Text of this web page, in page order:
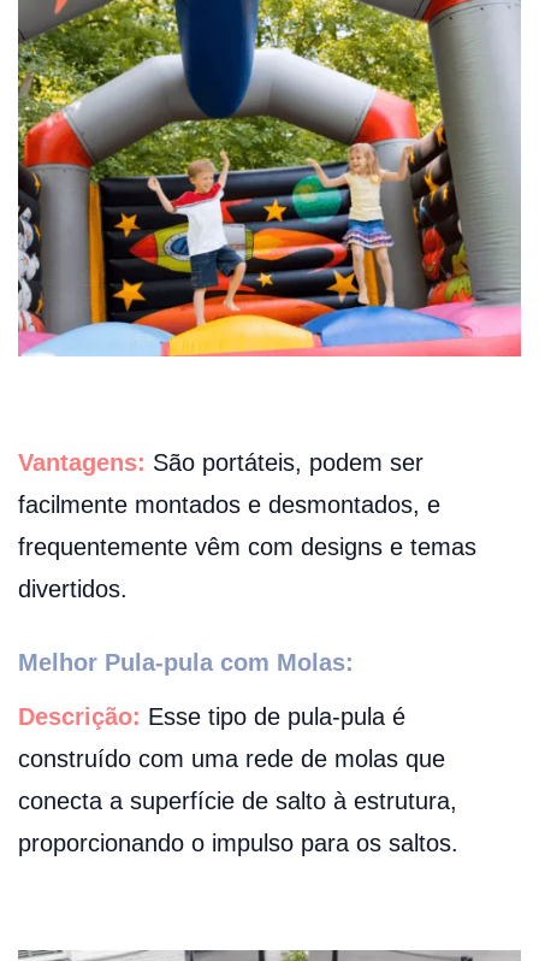
Vantagens: São portáteis, podem ser
facilmente montados e desmontados, e
frequentemente vêm com designs e temas
divertidos.
Melhor Pula-pula com Molas:
Descrição: Esse tipo de pula-pula é
construído com uma rede de molas que
conecta a superfície de salto à estrutura,
proporcionando o impulso para os saltos.